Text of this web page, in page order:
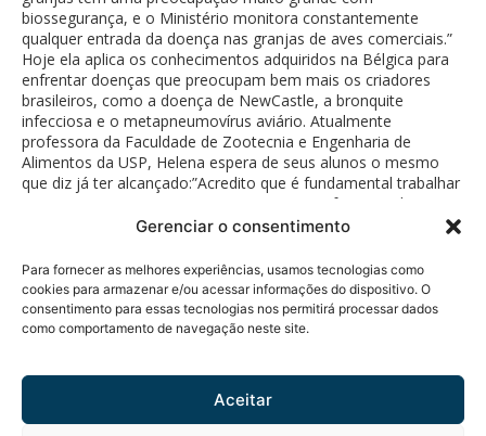
Gerenciar o consentimento
Para fornecer as melhores experiências, usamos tecnologias como
cookies para armazenar e/ou acessar informações do dispositivo. O
consentimento para essas tecnologias nos permitirá processar dados
como comportamento de navegação neste site.
Aceitar
biossegurança, e o Ministério monitora constantemente
qualquer entrada da doença nas granjas de aves comerciais.”
Hoje ela aplica os conhecimentos adquiridos na Bélgica para
enfrentar doenças que preocupam bem mais os criadores
brasileiros, como a doença de NewCastle, a bronquite
infecciosa e o metapneumovírus aviário. Atualmente
professora da Faculdade de Zootecnia e Engenharia de
Alimentos da USP, Helena espera de seus alunos o mesmo
que diz já ter alcançado:”Acredito que é fundamental trabalhar
com o que gostamos, portanto espero que façam tudo com
andar
Pinheiros - CEP 05423-010 -
Política de Privacidade